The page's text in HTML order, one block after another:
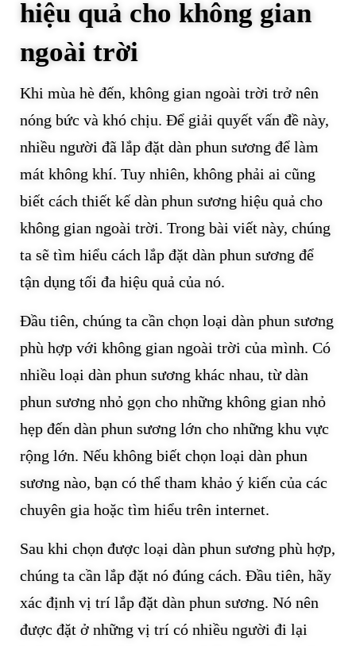
hiệu quả cho không gian
ngoài trời
Khi mùa hè đến, không gian ngoài trời trở nên
nóng bức và khó chịu. Để giải quyết vấn đề này,
nhiều người đã lắp đặt dàn phun sương để làm
mát không khí. Tuy nhiên, không phải ai cũng
biết cách thiết kế dàn phun sương hiệu quả cho
không gian ngoài trời. Trong bài viết này, chúng
ta sẽ tìm hiểu cách lắp đặt dàn phun sương để
tận dụng tối đa hiệu quả của nó.
Đầu tiên, chúng ta cần chọn loại dàn phun sương
phù hợp với không gian ngoài trời của mình. Có
nhiều loại dàn phun sương khác nhau, từ dàn
phun sương nhỏ gọn cho những không gian nhỏ
hẹp đến dàn phun sương lớn cho những khu vực
rộng lớn. Nếu không biết chọn loại dàn phun
sương nào, bạn có thể tham khảo ý kiến của các
chuyên gia hoặc tìm hiểu trên internet.
Sau khi chọn được loại dàn phun sương phù hợp,
chúng ta cần lắp đặt nó đúng cách. Đầu tiên, hãy
xác định vị trí lắp đặt dàn phun sương. Nó nên
được đặt ở những vị trí có nhiều người đi lại